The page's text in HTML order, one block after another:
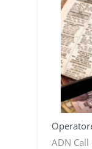
ADN Call